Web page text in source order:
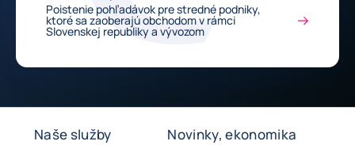
Poistenie pohľadávok pre stredné podniky,
ktoré sa zaoberajú obchodom v rámci
Slovenskej republiky a vývozom
Naše služby
Novinky, ekonomika